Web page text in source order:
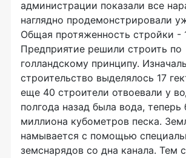
администрации показали все
наглядно продемонстрировали
Общая протяженность стройки -
Предприятие решили строить по
голландскому принципу.
строительство выделялось 17
еще 40 строители отвоевали у
полгода назад была вода, теперь
миллиона кубометров песка.
намывается с помощью
земснарядов со дна канала. Тем